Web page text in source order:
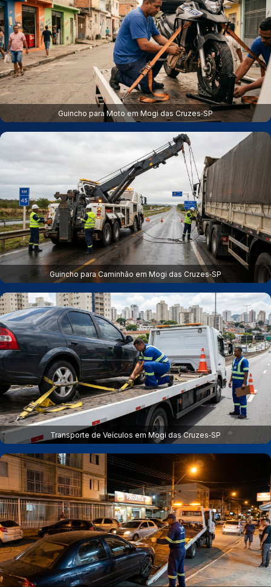
Guincho para Moto em Mogi das Cruzes‑SP
Guincho para Caminhão em Mogi das Cruzes‑SP
Transporte de Veículos em Mogi das Cruzes‑SP